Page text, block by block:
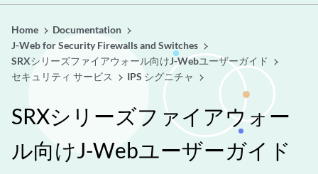
Home
Documentation
J-Web for Security Firewalls and Switches
SRXシリーズファイアウォール向けJ-Webユーザーガイド
セキュリティ サービス
IPS シグニチャ
SRXシリーズファイアウォー
ル向けJ-Webユーザーガイド